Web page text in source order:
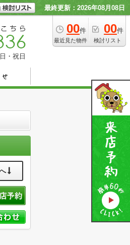
最終更新：2026年08月08日
00件
最近見た物件
00件
検討リスト
・祝日